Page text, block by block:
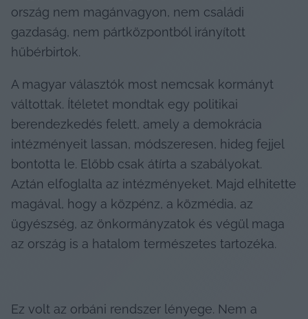
ország nem magánvagyon, nem családi
gazdaság, nem pártközpontból irányított
hűbérbirtok.
A magyar választók most nemcsak kormányt
váltottak. Ítéletet mondtak egy politikai
berendezkedés felett, amely a demokrácia
intézményeit lassan, módszeresen, hideg fejjel
bontotta le. Előbb csak átírta a szabályokat.
Aztán elfoglalta az intézményeket. Majd elhitette
magával, hogy a közpénz, a közmédia, az
ügyészség, az önkormányzatok és végül maga
az ország is a hatalom természetes tartozéka.
Ez volt az orbáni rendszer lényege. Nem a